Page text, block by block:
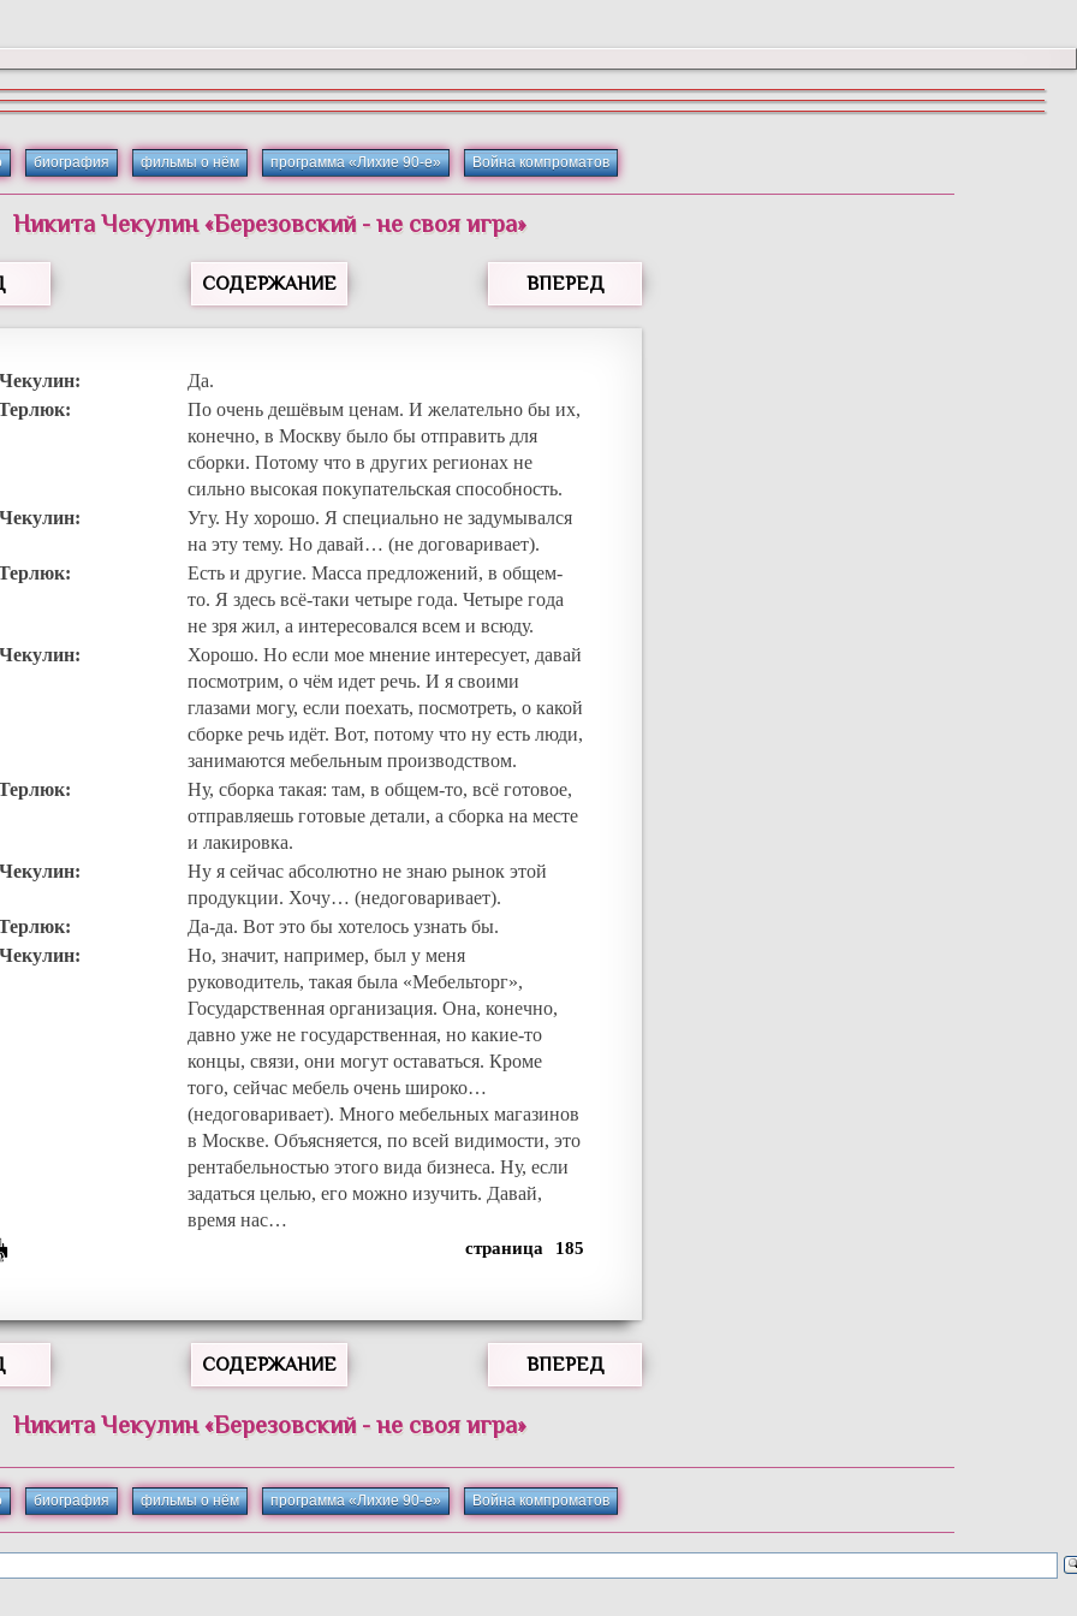
биография фильмы о нём программа «Лихие 90-е» Война компроматов
Никита Чекулин «Березовский - не своя игра»
СОДЕРЖАНИЕ ВПЕРЕД
Да.
По очень дешёвым ценам. И желательно бы их,
конечно, в Москву было бы отправить для
сборки. Потому что в других регионах не
сильно высокая покупательская способность.
Угу. Ну хорошо. Я специально не задумывался
на эту тему. Но давай… (не договаривает).
Есть и другие. Масса предложений, в общем-
то. Я здесь всё-таки четыре года. Четыре года
не зря жил, а интересовался всем и всюду.
Хорошо. Но если мое мнение интересует, давай
посмотрим, о чём идет речь. И я своими
глазами могу, если поехать, посмотреть, о какой
сборке речь идёт. Вот, потому что ну есть люди,
занимаются мебельным производством.
Ну, сборка такая: там, в общем-то, всё готовое,
отправляешь готовые детали, а сборка на месте
и лакировка.
Ну я сейчас абсолютно не знаю рынок этой
продукции. Хочу… (недоговаривает).
Да-да. Вот это бы хотелось узнать бы.
Но, значит, например, был у меня
руководитель, такая была «Мебельторг»,
Государственная организация. Она, конечно,
давно уже не государственная, но какие-то
концы, связи, они могут оставаться. Кроме
того, сейчас мебель очень широко…
(недоговаривает). Много мебельных магазинов
в Москве. Объясняется, по всей видимости, это
рентабельностью этого вида бизнеса. Ну, если
задаться целью, его можно изучить. Давай,
время нас…
185
СОДЕРЖАНИЕ ВПЕРЕД
Никита Чекулин «Березовский - не своя игра»
биография фильмы о нём программа «Лихие 90-е» Война компроматов